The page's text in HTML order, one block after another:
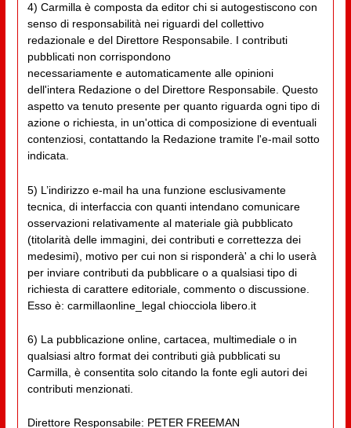
4) Carmilla è composta da editor chi si autogestiscono con
senso di responsabilità nei riguardi del collettivo
redazionale e del Direttore Responsabile. I contributi
pubblicati non corrispondono
necessariamente e automaticamente alle opinioni
dell'intera Redazione o del Direttore Responsabile. Questo
aspetto va tenuto presente per quanto riguarda ogni tipo di
azione o richiesta, in un'ottica di composizione di eventuali
contenziosi, contattando la Redazione tramite l'e-mail sotto
indicata.
5) L’indirizzo e-mail ha una funzione esclusivamente
tecnica, di interfaccia con quanti intendano comunicare
osservazioni relativamente al materiale già pubblicato
(titolarità delle immagini, dei contributi e correttezza dei
medesimi), motivo per cui non si risponderà' a chi lo userà
per inviare contributi da pubblicare o a qualsiasi tipo di
richiesta di carattere editoriale, commento o discussione.
Esso è: carmillaonline_legal chiocciola libero.it
6) La pubblicazione online, cartacea, multimediale o in
qualsiasi altro format dei contributi già pubblicati su
Carmilla, è consentita solo citando la fonte egli autori dei
contributi menzionati.
Direttore Responsabile: PETER FREEMAN